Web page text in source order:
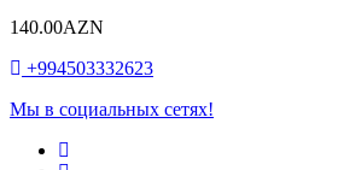
140.00AZN
+994503332623
Мы в социальных сетях!